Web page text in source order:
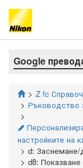
Google
Z fc
Ръководство
A
настройките на
d: Заснемане/
d8: